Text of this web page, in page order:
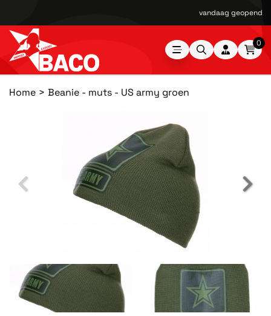
vandaag geopend
0
Home Beanie - muts - US army groen